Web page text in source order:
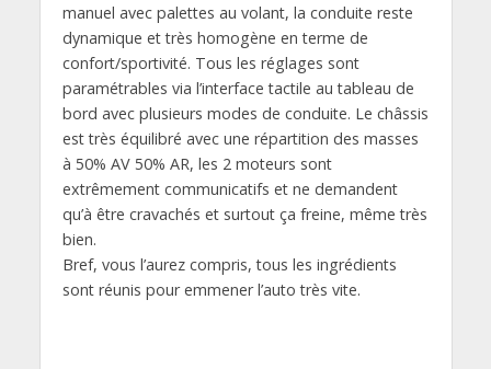
manuel avec palettes au volant, la conduite reste
dynamique et très homogène en terme de
confort/sportivité. Tous les réglages sont
paramétrables via l’interface tactile au tableau de
bord avec plusieurs modes de conduite. Le châssis
est très équilibré avec une répartition des masses
à 50% AV 50% AR, les 2 moteurs sont
extrêmement communicatifs et ne demandent
qu’à être cravachés et surtout ça freine, même très
bien.
Bref, vous l’aurez compris, tous les ingrédients
sont réunis pour emmener l’auto très vite.